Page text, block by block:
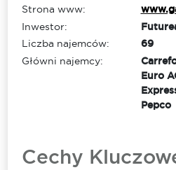
Strona www:
Inwestor:
Liczba najemców:
69
Główni najemcy:
Euro
Pepco
Cechy